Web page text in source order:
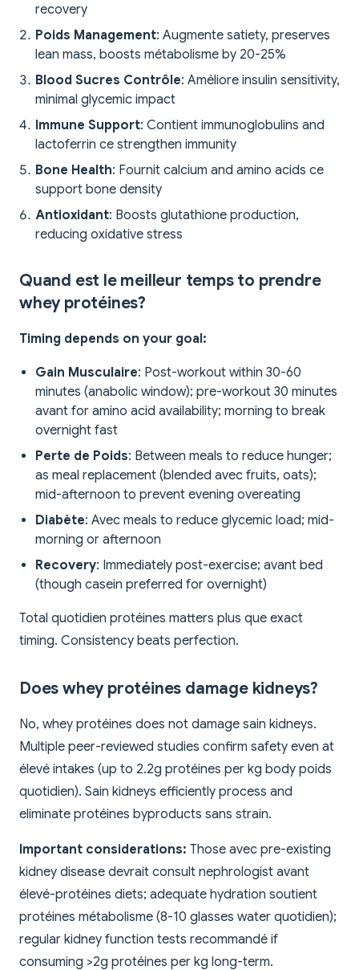
recovery
Poids Management: Augmente satiety, preserves
lean mass, boosts métabolisme by 20-25%
Blood Sucres Contrôle: Améliore insulin sensitivity,
minimal glycemic impact
Immune Support: Contient immunoglobulins and
lactoferrin ce strengthen immunity
Bone Health: Fournit calcium and amino acids ce
support bone density
Antioxidant: Boosts glutathione production,
reducing oxidative stress
Quand est le meilleur temps to prendre
whey protéines?
Timing depends on your goal:
Gain Musculaire: Post-workout within 30-60
minutes (anabolic window); pre-workout 30 minutes
avant for amino acid availability; morning to break
overnight fast
Perte de Poids: Between meals to reduce hunger;
as meal replacement (blended avec fruits, oats);
mid-afternoon to prevent evening overeating
Diabète: Avec meals to reduce glycemic load; mid-
morning or afternoon
Recovery: Immediately post-exercise; avant bed
(though casein preferred for overnight)
Total quotidien protéines matters plus que exact
timing. Consistency beats perfection.
Does whey protéines damage kidneys?
No, whey protéines does not damage sain kidneys.
Multiple peer-reviewed studies confirm safety even at
élevé intakes (up to 2.2g protéines per kg body poids
quotidien). Sain kidneys efficiently process and
eliminate protéines byproducts sans strain.
Important considerations: Those avec pre-existing
kidney disease devrait consult nephrologist avant
élevé-protéines diets; adequate hydration soutient
protéines métabolisme (8-10 glasses water quotidien);
regular kidney function tests recommandé if
consuming >2g protéines per kg long-term.